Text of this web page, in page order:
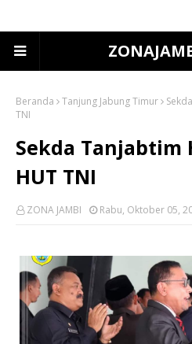
Beranda Tanjung Jabung Timur
TNI
Sekda Tanjabtim
HUT TNI
ZONA JAMBI Rabu, Oktober 05,